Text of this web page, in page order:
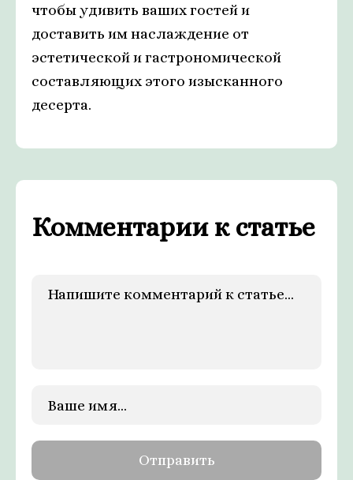
чтобы удивить ваших гостей и
доставить им наслаждение от
эстетической и гастрономической
составляющих этого изысканного
десерта.
Комментарии к статье